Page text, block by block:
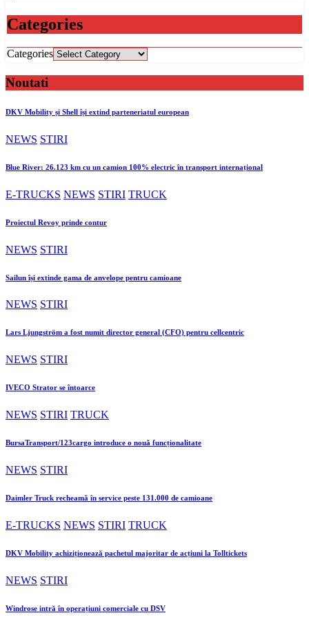
Categories
Categories
Noutati
DKV Mobility și Shell își extind parteneriatul european
NEWS STIRI
Blue River: 26.123 km cu un camion 100% electric în transport internațional
E-TRUCKS NEWS STIRI TRUCK
Proiectul Revoy prinde contur
NEWS STIRI
Sailun își extinde gama de anvelope pentru camioane
NEWS STIRI
Lars Ljungström a fost numit director general (CFO) pentru cellcentric
NEWS STIRI
IVECO Strator se întoarce
NEWS STIRI TRUCK
BursaTransport/123cargo introduce o nouă funcționalitate
NEWS STIRI
Daimler Truck recheamă în service peste 131.000 de camioane
E-TRUCKS NEWS STIRI TRUCK
DKV Mobility achiziționează pachetul majoritar de acțiuni la Tolltickets
NEWS STIRI
Windrose intră în operațiuni comerciale cu DSV